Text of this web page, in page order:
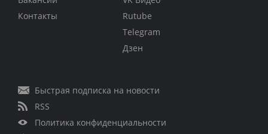
Контакты
Rutube
Telegram
Дзен
Быстрая подписка на новости
RSS
Политика конфиденциальности